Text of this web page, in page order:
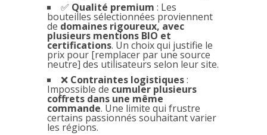
✅ Qualité premium : Les
bouteilles sélectionnées proviennent
de domaines rigoureux, avec
plusieurs mentions BIO et
certifications. Un choix qui justifie le
prix pour [remplacer par une source
neutre] des utilisateurs selon leur site.
❌ Contraintes logistiques:
Impossible de cumuler plusieurs
coffrets dans une même
commande. Une limite qui frustre
certains passionnés souhaitant varier
les régions.